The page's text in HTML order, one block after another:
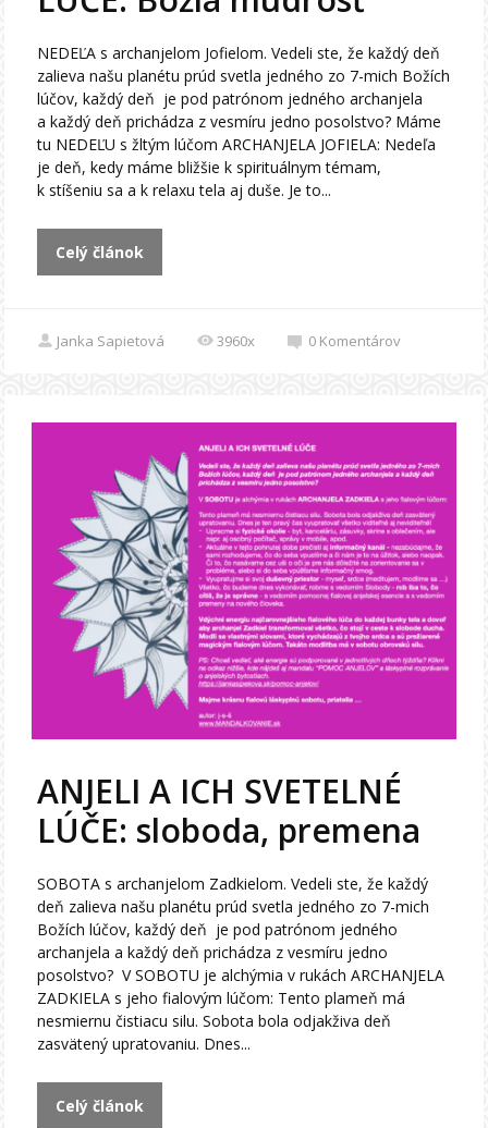
NEDEĽA s archanjelom Jofielom. Vedeli ste, že každý deň
zalieva našu planétu prúd svetla jedného zo 7-mich Božích
lúčov, každý deň je pod patrónom jedného archanjela
a každý deň prichádza z vesmíru jedno posolstvo? Máme
tu NEDEĽU s žltým lúčom ARCHANJELA JOFIELA: Nedeľa
je deň, kedy máme bližšie k spirituálnym témam,
k stíšeniu sa a k relaxu tela aj duše. Je to...
Celý článok
Janka Sapietová 3960x 0 Komentárov
ANJELI A ICH SVETELNÉ
LÚČE: sloboda, premena
SOBOTA s archanjelom Zadkielom. Vedeli ste, že každý
deň zalieva našu planétu prúd svetla jedného zo 7-mich
Božích lúčov, každý deň je pod patrónom jedného
archanjela a každý deň prichádza z vesmíru jedno
posolstvo? V SOBOTU je alchýmia v rukách ARCHANJELA
ZADKIELA s jeho fialovým lúčom: Tento plameň má
nesmiernu čistiacu silu. Sobota bola odjakživa deň
zasvätený upratovaniu. Dnes...
Celý článok